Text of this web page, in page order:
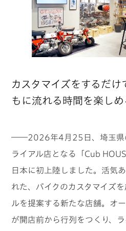
カスタマイズをするだけ
もに流れる時間を楽し
――2026年4月25日、埼玉県
ライアル店となる「Cub
日本に初上陸しました。活気
れた、バイクのカスタマイズ
ルを提案する新たな店舗。オ
が開店前から行列をつくり、